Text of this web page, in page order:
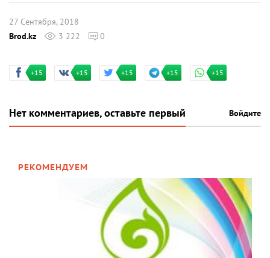
27 Сентября, 2018
Brod.kz
3 222 0
+15 +15 +15 +15 +15
Нет комментариев, оставьте первый Войдите
РЕКОМЕНДУЕМ